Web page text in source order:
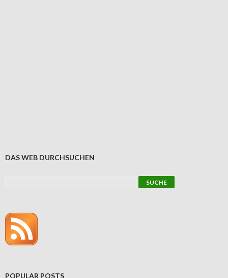
DAS WEB DURCHSUCHEN
POPULAR POSTS